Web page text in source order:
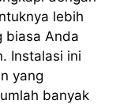
lebih
biasa Anda
Instalasi ini
yang
banyak